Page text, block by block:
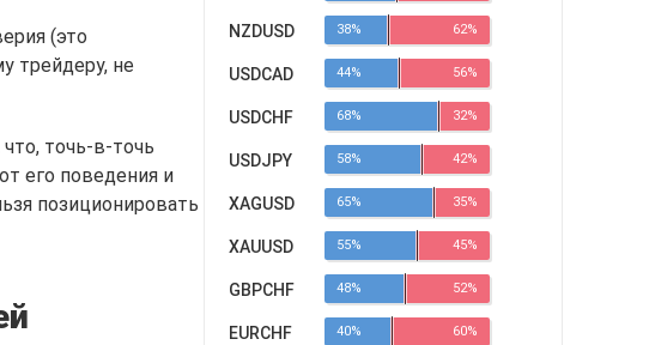
(это
трейдеру, не
точь-в-точь
его поведения и
позиционировать
NZDUSD 38% 62%
USDCAD 44% 56%
USDCHF 68% 32%
USDJPY 58% 42%
XAGUSD 65% 35%
XAUUSD 55% 45%
GBPCHF 48% 52%
EURCHF 40% 60%